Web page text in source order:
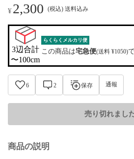
¥2,300 (税込) 送料込み
3辺合計
〜100cm
らくらくメルカリ便
この商品は宅急便(送料 ¥1050)
6 2 保存 通報
売り切れまし
商品の説明